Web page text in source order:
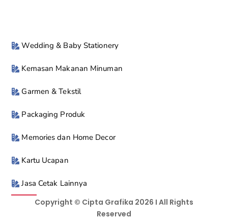
Wedding & Baby Stationery
Kemasan Makanan Minuman
Garmen & Tekstil
Packaging Produk
Memories dan Home Decor
Kartu Ucapan
Jasa Cetak Lainnya
Copyright © Cipta Grafika 2026 I All Rights
Reserved